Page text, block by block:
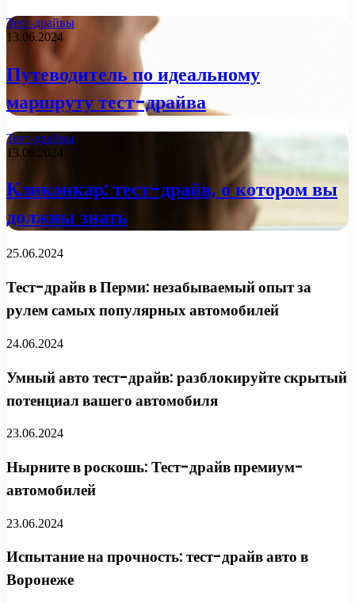
Тест-драйвы
13.06.2024
Путеводитель по идеальному
маршруту тест-драйва
Тест-драйвы
13.06.2024
Кликонкар: тест-драйв, о котором вы
должны знать
25.06.2024
Тест-драйв в Перми: незабываемый опыт за
рулем самых популярных автомобилей
24.06.2024
Умный авто тест-драйв: разблокируйте скрытый
потенциал вашего автомобиля
23.06.2024
Нырните в роскошь: Тест-драйв премиум-
автомобилей
23.06.2024
Испытание на прочность: тест-драйв авто в
Воронеже